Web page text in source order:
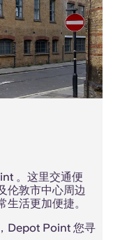
。这里交通便
伦敦市中心周边
活更加便捷。
Depot Point 您寻